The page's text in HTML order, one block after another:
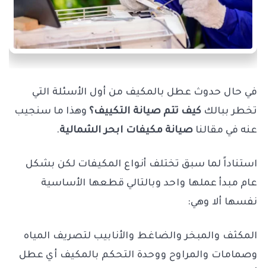
في حال حدوث عطل بالمكيف من أول الأسئلة التي
تخطر ببالك كيف تتم صيانة التكييف؟ وهذا ما سنجيب
عنه في مقالنا صيانة مكيفات ابحر الشمالية.
استناداً لما سبق تختلف أنواع المكيفات لكن بشكل
عام مبدأ عملها واحد وبالتالي قطعها الأساسية
نفسها ألا وهي:
المكثف والمبخر والضاغط والأنابيب لتصريف المياه
وصمامات والمراوح ووحدة التحكم بالمكيف أي عطل